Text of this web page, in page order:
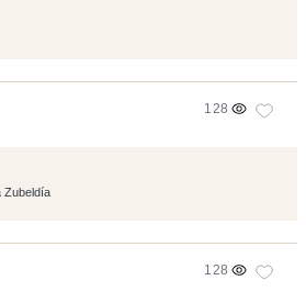
128
Zubeldía
128